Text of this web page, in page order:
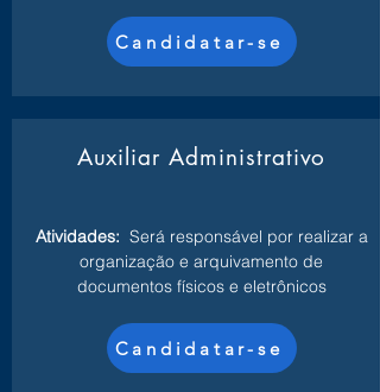
Candidatar-se
Auxiliar Administrativo
Atividades: Será responsável por realizar a
organização e arquivamento de
documentos físicos e eletrônicos
Candidatar-se